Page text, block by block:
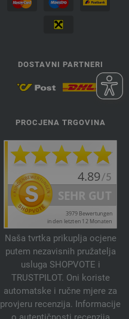
DOSTAVNI PARTNERI
PROCJENA TRGOVINA
Naša tvrtka prikuplja ocjene
putem nezavisnih pružatelja
usluga SHOPVOTE i
TRUSTPILOT. Oni koriste
automatske i ručne mjere za
provjeru recenzija. Informacije